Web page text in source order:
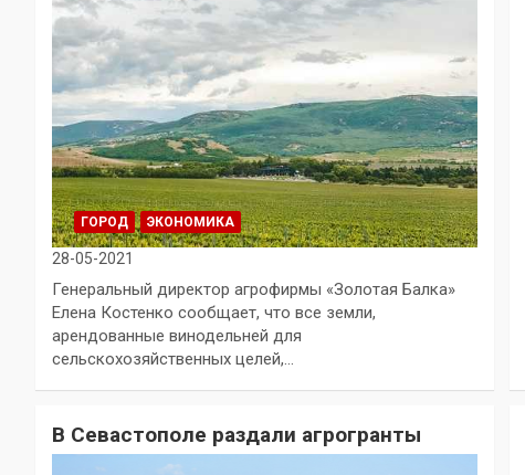
ГОРОД ЭКОНОМИКА
28-05-2021
Генеральный директор агрофирмы «Золотая Балка»
Елена Костенко сообщает, что все земли,
арендованные винодельней для
сельскохозяйственных целей,…
В Севастополе раздали агрогранты